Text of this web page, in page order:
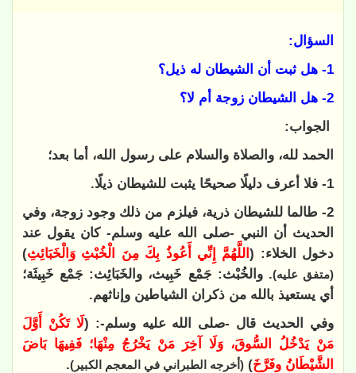
السؤال:
1- هل ثبت أن الشيطان له ذيل؟
2- هل الشيطان زوجة أم لا؟
الجواب:
الحمد لله، والصلاة والسلام على رسول الله، أما بعد؛
1- فلا أعرف دليلًا صحيحًا يثبت للشيطان ذيلًا.
2- طالما للشيطان ذرية، فيلزم من ذلك وجود زوجة، وفي
الحديث أن النبي -صلى الله عليه وسلم- كان يقول عند
دخول الخلاء: (اللَّهُمَّ إِنِّي أَعُوذُ بِكَ ‌مِنَ ‌الْخُبْثِ ‌وَالْخَبَائِثِ)
(متفق عليه). والخُبْث: جَمْع خَبِيث، والخَبَائِث: جَمْع خَبِيثَة؛
أي يستعيذ بالله من ذكران الشياطين وإناثهم.
وفي الحديث قال -صلى الله عليه وسلم-: (لَا تَكُنْ ‌أَوَّلَ
‌مَنْ ‌يَدْخُلُ ‌السُّوقَ، وَلَا آخِرَ مَنْ يَخْرُجُ مِنْهَا؛ فَفِيهَا بَاضَ
الشَّيْطَانُ وفَرَّخَ) (أخرجه الطبراني في المعجم الكبير).